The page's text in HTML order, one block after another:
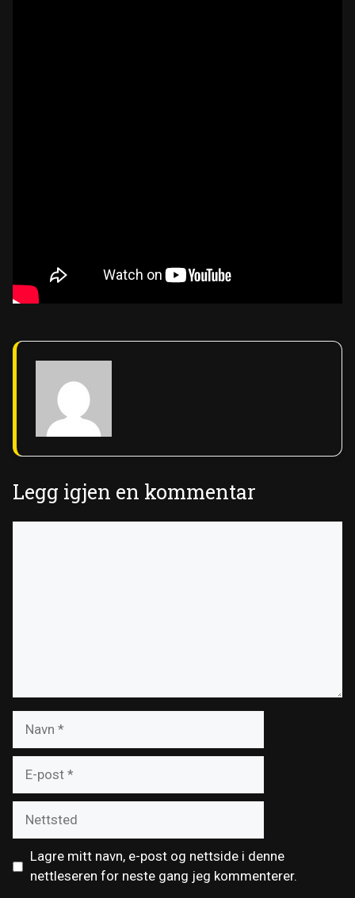
Legg igjen en kommentar
post
Lagre mitt navn, e-post og nettside i denne
nettleseren for neste gang jeg kommenterer.